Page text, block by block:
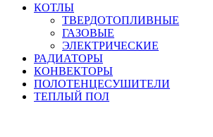
КОТЛЫ
ТВЕРДОТОПЛИВНЫЕ
ГАЗОВЫЕ
ЭЛЕКТРИЧЕСКИЕ
РАДИАТОРЫ
КОНВЕКТОРЫ
ПОЛОТЕНЦЕСУШИТЕЛИ
ТЕПЛЫЙ ПОЛ